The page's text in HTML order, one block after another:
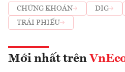
CHỨNG KHOÁN DIG
TRÁI PHIẾU
Mới nhất trên